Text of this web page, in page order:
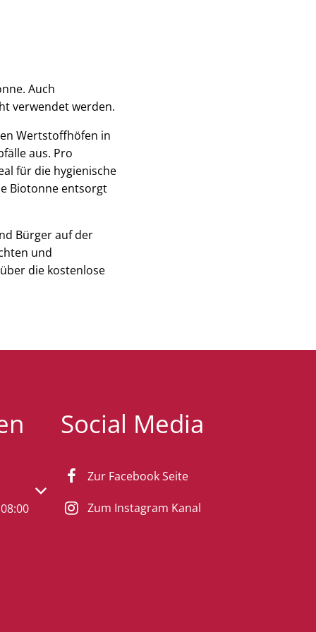
Auch
verwendet werden.
Wertstoffhöfen in
aus. Pro
für die hygienische
Biotonne entsorgt
Bürger auf der
und
die kostenlose
oder Schließzeiten auszublenden
Social Media
Zur Facebook Seite
Zum Instagram Kanal